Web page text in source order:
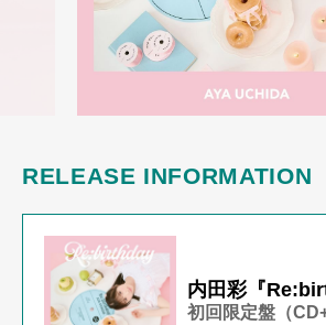
RELEASE INFORMATION
内田彩『
初回限定盤（